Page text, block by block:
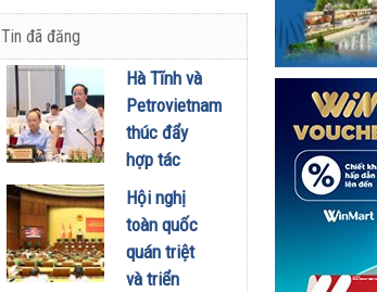
thảo Nghị
kinh doanh
xăng dầu
29/07/2026
Tin đã đăng
Hà Tĩnh và
Petrovietnam
thúc đẩy
hợp tác
phát triển
trung tâm
công
nghiệp -
Hội nghị
toàn quốc
quán triệt
và triển